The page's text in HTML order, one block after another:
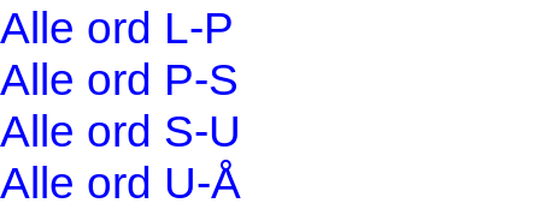
Alle ord L-P
Alle ord P-S
Alle ord S-U
Alle ord U-Å